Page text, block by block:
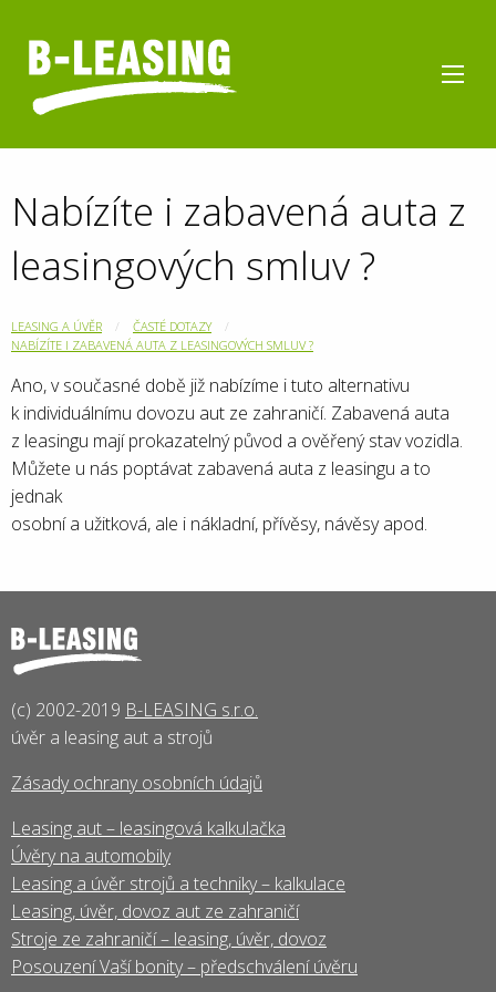
Nabízíte i zabavená auta z
leasingových smluv ?
LEASING A ÚVĚR
ČASTÉ DOTAZY
NABÍZÍTE I ZABAVENÁ AUTA Z LEASINGOVÝCH SMLUV ?
Ano, v současné době již nabízíme i tuto alternativu
k individuálnímu dovozu aut ze zahraničí. Zabavená auta
z leasingu mají prokazatelný původ a ověřený stav vozidla.
Můžete u nás poptávat zabavená auta z leasingu a to
jednak
osobní a užitková, ale i nákladní, přívěsy, návěsy apod.
(c) 2002-2019 B-LEASING s.r.o.
úvěr a leasing aut a strojů
Zásady ochrany osobních údajů
Leasing aut – leasingová kalkulačka
Úvěry na automobily
Leasing a úvěr strojů a techniky – kalkulace
Leasing, úvěr, dovoz aut ze zahraničí
Stroje ze zahraničí – leasing, úvěr, dovoz
Posouzení Vaší bonity – předschválení úvěru